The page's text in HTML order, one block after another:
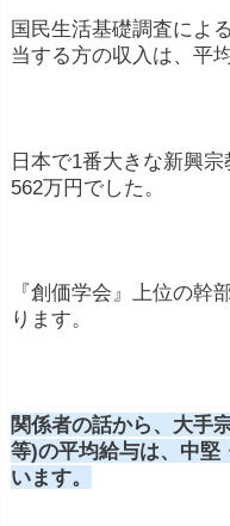
国民生活基礎調査によ
当する方の収入は、平
日本で1番大きな新興宗
562万円でした。
『創価学会』上位の幹
ります。
関係者の話から、大手
等)の平均給与は、中堅
います。